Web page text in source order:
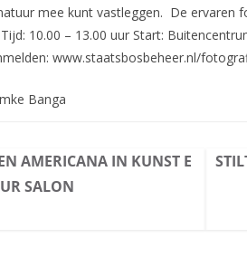
mee kunt vastleggen. De ervaren
10.00 – 13.00 uur Start:
www.staatsbosbeheer.nl/
Banga
AMERICANA IN KUNST E
SALON